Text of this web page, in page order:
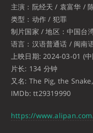
主演：阮经天 / 袁富华 /
类型：动作 / 犯罪
制片国家 / 地区：中国台
语言：汉语普通话 / 闽南
上映日期: 2024-03-01 (
片长: 134 分钟
又名: The Pig, the
IMDb: tt29319990
https://